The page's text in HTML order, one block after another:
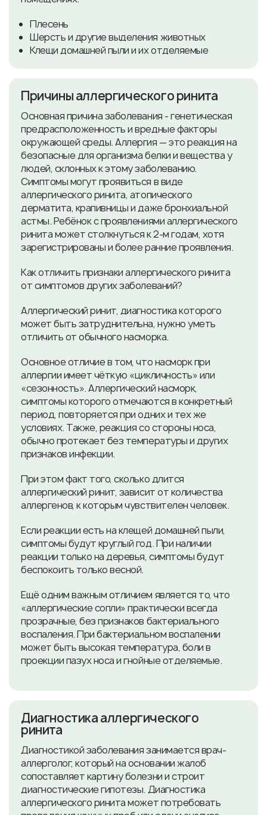
Плесень
Шерсть и другие выделения животных
Клещи домашней пыли и их отделяемые
Причины аллергического ринита
Основная причина заболевания - генетическая
предрасположенность и вредные факторы
окружающей среды. Аллергия — это реакция на
безопасные для организма белки и вещества у
людей, склонных к этому заболеванию.
Симптомы могут проявиться в виде
аллергического ринита, атопического
дерматита, крапивницы и даже бронхиальной
астмы. Ребёнок с проявлениями аллергического
ринита может столкнуться к 2-м годам, хотя
зарегистрированы и более ранние проявления.
Как отличить признаки аллергического ринита
от симптомов других заболеваний?
Аллергический ринит, диагностика которого
может быть затруднительна, нужно уметь
отличить от обычного насморка.
Основное отличие в том, что насморк при
аллергии имеет чёткую «цикличность» или
«сезонность». Аллергический насморк,
симптомы которого отмечаются в конкретный
период, повторяется при одних и тех же
условиях. Также, реакция со стороны носа,
обычно протекает без температуры и других
признаков инфекции.
При этом факт того, сколько длится
аллергический ринит, зависит от количества
аллергенов, к которым чувствителен человек.
Если реакции есть на клещей домашней пыли,
симптомы будут круглый год. При наличии
реакции только на деревья, симптомы будут
беспокоить только весной.
Ещё одним важным отличием является то, что
«аллергические сопли» практически всегда
прозрачные, без признаков бактериального
воспаления. При бактериальном воспалении
может быть высокая температура, боли в
проекции пазух носа и гнойные отделяемые.
Диагностика аллергического
ринита
Диагностикой заболевания занимается врач-
аллерголог, который на основании жалоб
сопоставляет картину болезни и строит
диагностические гипотезы. Диагностика
аллергического ринита может потребовать